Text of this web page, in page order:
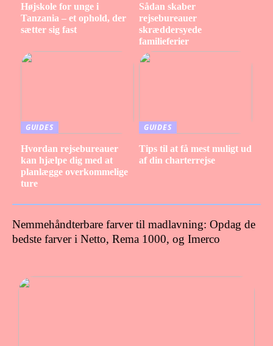
Højskole for unge i
Tanzania – et ophold, der
sætter sig fast
Sådan skaber
rejsebureauer
skræddersyede
familieferier
GUIDES
Hvordan rejsebureauer
kan hjælpe dig med at
planlægge overkommelige
ture
GUIDES
Tips til at få mest muligt ud
af din charterrejse
Nemmehåndterbare farver til madlavning: Opdag de
bedste farver i Netto, Rema 1000, og Imerco